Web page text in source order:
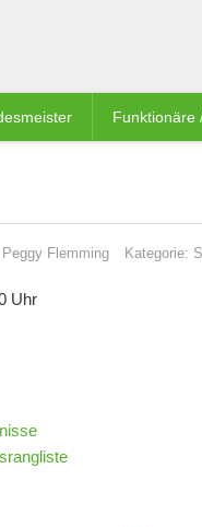
Funktionäre
Peggy Flemming Kategorie:
Uhr